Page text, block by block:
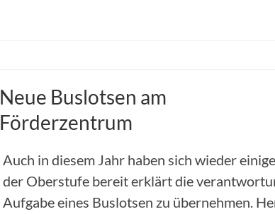
Neue Buslotsen am
Förderzentrum
Auch in diesem Jahr haben sich wieder
der Oberstufe bereit erklärt die
Aufgabe eines Buslotsen zu übernehmen.